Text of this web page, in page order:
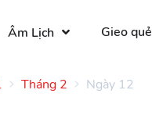
Âm Lịch Gieo quẻ
Tháng 2 Ngày 12